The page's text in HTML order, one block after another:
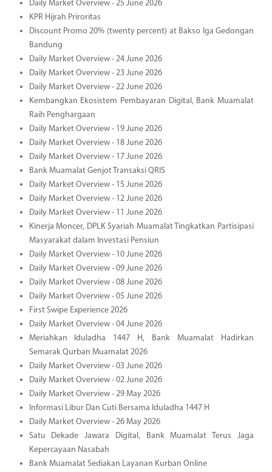
Daily Market Overview - 25 June 2026
KPR Hijrah Priroritas
Discount Promo 20% (twenty percent) at Bakso Iga Gedongan
Bandung
Daily Market Overview - 24 June 2026
Daily Market Overview - 23 June 2026
Daily Market Overview - 22 June 2026
Kembangkan Ekosistem Pembayaran Digital, Bank Muamalat
Raih Penghargaan
Daily Market Overview - 19 June 2026
Daily Market Overview - 18 June 2026
Daily Market Overview - 17 June 2026
Bank Muamalat Genjot Transaksi QRIS
Daily Market Overview - 15 June 2026
Daily Market Overview - 12 June 2026
Daily Market Overview - 11 June 2026
Kinerja Moncer, DPLK Syariah Muamalat Tingkatkan Partisipasi
Masyarakat dalam Investasi Pensiun
Daily Market Overview - 10 June 2026
Daily Market Overview - 09 June 2026
Daily Market Overview - 08 June 2026
Daily Market Overview - 05 June 2026
First Swipe Experience 2026
Daily Market Overview - 04 June 2026
Meriahkan Iduladha 1447 H, Bank Muamalat Hadirkan
Semarak Qurban Muamalat 2026
Daily Market Overview - 03 June 2026
Daily Market Overview - 02 June 2026
Daily Market Overview - 29 May 2026
Informasi Libur Dan Cuti Bersama Iduladha 1447 H
Daily Market Overview - 26 May 2026
Satu Dekade Jawara Digital, Bank Muamalat Terus Jaga
Kepercayaan Nasabah
Bank Muamalat Sediakan Layanan Kurban Online